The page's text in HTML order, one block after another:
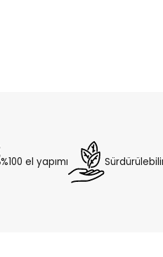
%100 el yapımı